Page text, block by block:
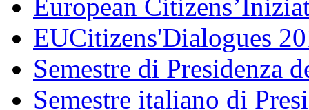
European
EUCitizens'Dialogues
Semestre di Presidenza
Semestre italiano di